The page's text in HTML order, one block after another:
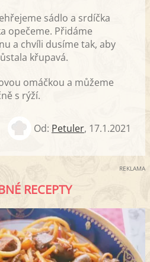
sádlo a srdíčka
opečeme. Přidáme
a chvíli dusíme tak, aby
křupavá.
omáčkou a můžeme
s rýží.
Od: Petuler, 17.1.2021
REKLAMA
RECEPTY